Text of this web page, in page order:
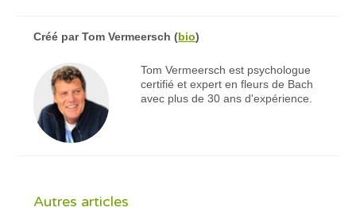
Créé parTom Vermeersch (bio)
Tom Vermeersch est psychologue
certifié et expert en fleurs de Bach
avec plus de 30 ans d'expérience.
Autres articles